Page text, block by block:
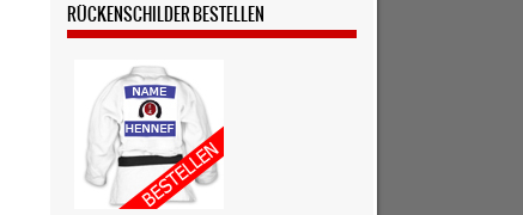
RÜCKENSCHILDER BESTELLEN